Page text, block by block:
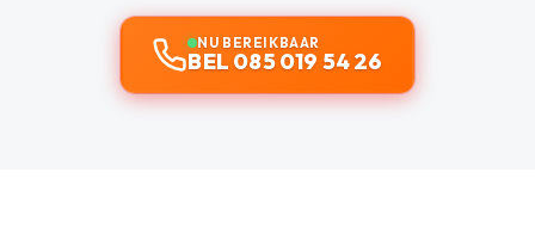
NU BEREIKBAAR
BEL 085 019 54 26